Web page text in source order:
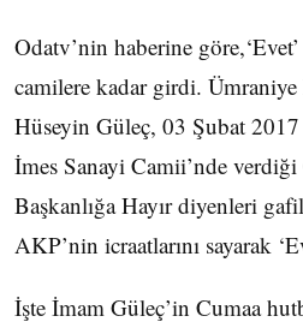
Odatv’nin haberine
camilere kadar girdi.
Hüseyin Güleç, 03 Şubat
İmes Sanayi Camii’nde verdiği
Başkanlığa Hayır diyenleri
AKP’nin icraatlarını sayarak
İşte İmam Güleç’in Cumaa